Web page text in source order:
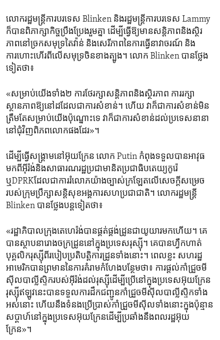
លោក​រដ្ឋមន្ត្រី​ការបរទេស Blinken និង​រដ្ឋមន្ត្រី​ការបរទេស Lammy
ក៏​បាន​ពិភាក្សា​កិច្ចប្រឹងប្រែង​រួម​គ្នា​ ដើម្បី​ធ្វើ​ឱ្យ​មាន​សន្តិភាព​និង​ស្ថិរ
ភាពនៅ​ច្រក​សមុទ្រ​តៃវ៉ាន់​ និង​សេរីភាព​នៃ​ការធ្វើ​នាវាចរណ៍​ និង​
ការហោះហើរ​ពី​លើ​សមុទ្រ​ចិន​ខាង​ត្បូង។ លោក Blinken បាន​ថ្លែង​
ទៀត​ថា៖
«សម្រាប់​យើង​ទាំង២ ការថែរក្សា​សន្តិភាព​និង​ស្ថិរភាព ការរក្សា​
ស្ថានភាព​ឱ្យ​នៅ​ដដែល​ជា​ការសំខាន់។ ហើយ វា​ក៏​ជា​ការសំខាន់​មិន​
ត្រឹមតែ​សម្រាប់​យើង​ប៉ុណ្នោះ​ទេ វា​ក៏​ជា​ការសំខាន់​ដល់​ប្រទេស​នានា​
នៅ​ជុំវិញ​ពិភពលោក​ផង​ដែរ»។
ដើម្បី​ធ្វើ​សង្គ្រាម​នៅ​អ៊ុយក្រែន លោក Putin កំពុង​ទទួល​បាន​អាវុធ​
មកពី​អ៊ីរ៉ង់​និង​សាធារណរដ្ឋ​ប្រជាមានិត​ប្រជាធិបតេយ្យ​កូរ៉េ​
ឬDPRKដែល​ជា​ការរំលោភ​យ៉ាង​ច្បាស់​ក្រឡែត​លើ​សេចក្តីសម្រេច​
របស់​ក្រុមប្រឹក្សា​សន្តិសុខ​អង្គការ​សហប្រ​ជាជាតិ។ លោក​រដ្ឋមន្ត្រី
Blinken បាន​ថ្លែង​បន្ត​ទៀត​ថា៖
«រដ្ឋាភិបាល​ក្រុង​តេហេរ៉ង់​បាន​ផ្គត់ផ្គង់ដ្រូន​ជាយូយារ​មក​ហើយ។ គេ​
បាន​ស្ថាបនា​រោងចក្រ​ដ្រូន​នៅ​ក្នុង​ប្រទេស​រុស្ស៊ី។ គេ​បាន​ហ្វឹកហាត់​
បុគ្គលិក​រុស្ស៊ី​ពី​របៀប​ប្រតិបត្តិការ​ដ្រូន​ទាំង​នោះ។ ពេល​ខ្លះ សហរដ្ឋ​
អាមេរិក​បាន​ព្រមាន​នៃ​ការគំរាម​កំហែង​បន្ថែម​ថា៖ ការផ្តល់​កាំជ្រួច​មី
ស៊ីល​បាល្លីស្ទិក​របស់​អ៊ីរ៉ង់​ដល់​រុស្ស៊ី​ដើម្បី​ប្រើ​នៅ​ក្នុង​ប្រទេស​អ៊ុយក្រែន
រុស្ស៊ី​ឥឡូវនេះ​បាន​ទទួល​ការដឹក​ជញ្ជូន​កាំជ្រួច​មីស៊ីល​បាល្លីស្ទិក​ទាំង​
អស់​នោះ​ ហើយ​នឹង​ទំនង​ប្រើប្រាស់​កាំជ្រួចមីស៊ីលទាំង​នោះ​ក្នុង​ប៉ុន្មាន​
សប្តាហ៍​នៅ​ក្នុង​ប្រទេស​អ៊ុយក្រែន​ដើម្បី​ប្រឆាំង​នឹង​ពលរដ្ឋ​អ៊ុយ
ក្រែន»។